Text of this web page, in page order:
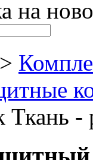
на
>
Ткань